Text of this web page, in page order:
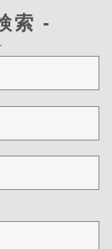
索 -